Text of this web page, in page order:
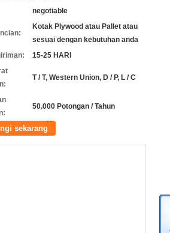
negotiable
Kotak Plywood atau Pallet atau
sesuai dengan kebutuhan anda
15-25 HARI
T / T, Western Union, D / P, L / C
50.000 Potongan / Tahun
sekarang